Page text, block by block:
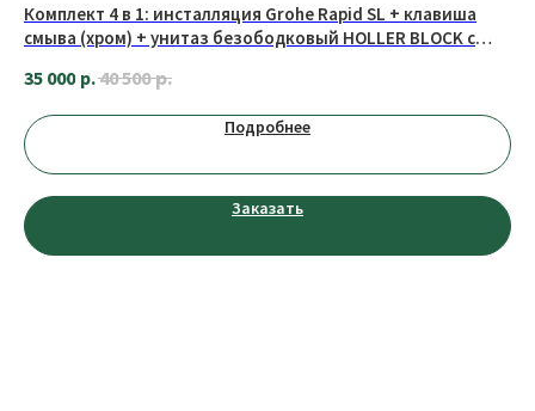
Комплект 4 в 1: инсталляция Grohe Rapid SL + клавиша
смыва (хром) + унитаз безободковый HOLLER BLOCK с
35 000 р.40 500 р.
Подробнее
Заказать
Оплата Сотрудничество
Телефон:
E-mail:
КОНТАКТЫ